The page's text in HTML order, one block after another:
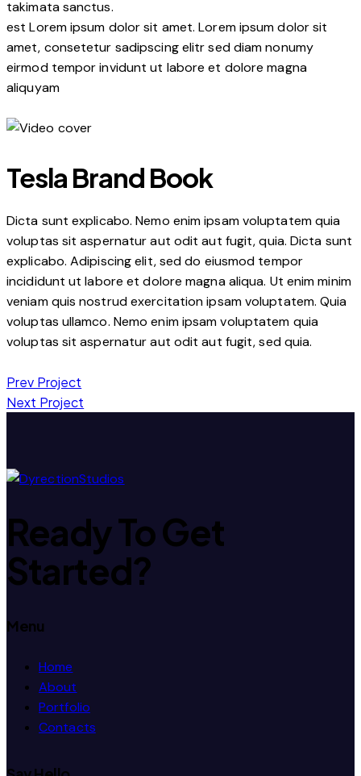
takimata sanctus.
est Lorem ipsum dolor sit amet. Lorem ipsum dolor sit
amet, consetetur sadipscing elitr sed diam nonumy
eirmod tempor invidunt ut labore et dolore magna
aliquyam
Tesla Brand Book
Dicta sunt explicabo. Nemo enim ipsam voluptatem quia
voluptas sit aspernatur aut odit aut fugit, quia. Dicta sunt
explicabo. Adipiscing elit, sed do eiusmod tempor
incididunt ut labore et dolore magna aliqua. Ut enim minim
veniam quis nostrud exercitation ipsam voluptatem. Quia
voluptas ullamco. Nemo enim ipsam voluptatem quia
voluptas sit aspernatur aut odit aut fugit, sed quia.
Post
Prev Project
Next Project
Ready ToGet
Started?
Menu
Home
About
Portfolio
Contacts